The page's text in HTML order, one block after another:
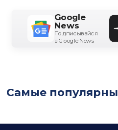
Google
News
Подписывайся
в Google News
Самые